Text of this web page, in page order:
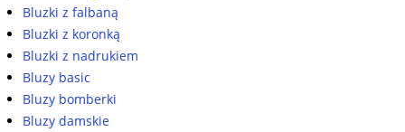
Bluzki z falbaną
Bluzki z koronką
Bluzki z nadrukiem
Bluzy basic
Bluzy bomberki
Bluzy damskie